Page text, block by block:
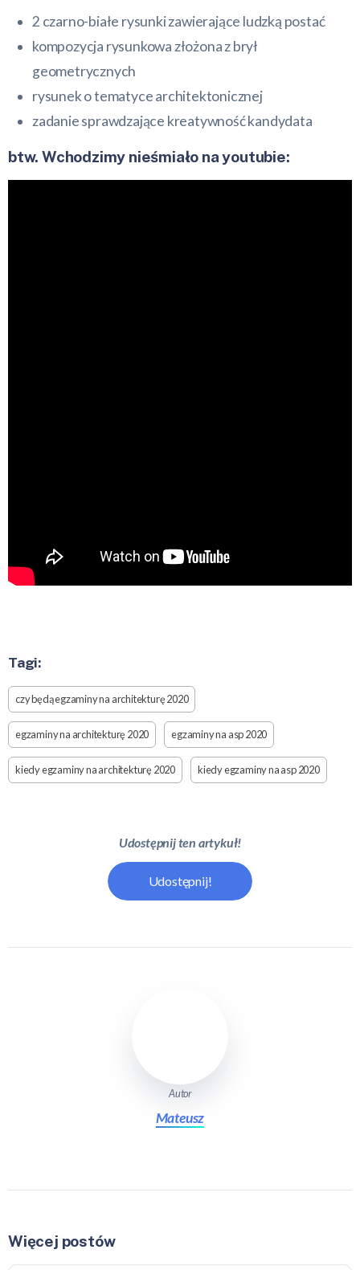
2 czarno-białe rysunki zawierające ludzką postać
kompozycja rysunkowa złożona z brył
geometrycznych
rysunek o tematyce architektonicznej
zadanie sprawdzające kreatywność kandydata
btw. Wchodzimy nieśmiało na youtubie:
Tagi:
czy będą egzaminy na architekturę 2020
egzaminy na architekturę 2020 egzaminy na asp 2020
kiedy egzaminy na architekturę 2020 kiedy egzaminy na asp 2020
Udostępnij ten artykuł!
Udostępnij!
Autor
Mateusz
Więcej postów